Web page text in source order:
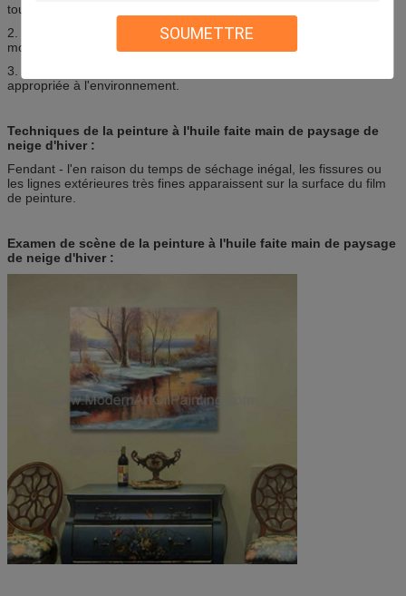
SOUMETTRE
toujours peint dans le studio.
2. la toile de paysage peut habituellement atteindre l'idée de
montrer la beauté originale de la nature.
3. La beauté rayonnante de chacun sont particulièrement
appropriée à l'environnement.
Techniques de la peinture à l'huile faite main de paysage de
neige d'hiver :
Fendant - l'en raison du temps de séchage inégal, les fissures ou
les lignes extérieures très fines apparaissent sur la surface du film
de peinture.
Examen de scène de la peinture à l'huile faite main de paysage
de neige d'hiver :